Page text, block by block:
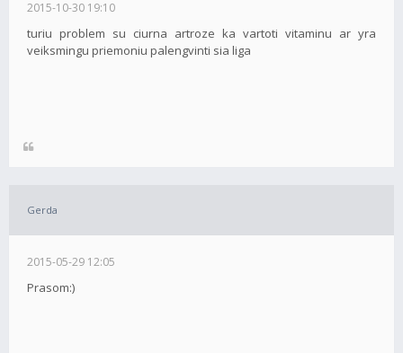
2015-10-30 19:10
turiu problem su ciurna artroze ka vartoti vitaminu ar yra
veiksmingu priemoniu palengvinti sia liga
Gerda
2015-05-29 12:05
Prasom:)